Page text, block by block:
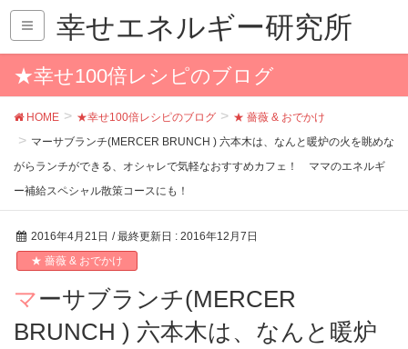
幸せエネルギー研究所
★幸せ100倍レシピのブログ
HOME ★幸せ100倍レシピのブログ
★ 薔薇 & おでかけ
マーサブランチ(MERCER BRUNCH ) 六本木は、なんと暖炉の火を眺めな
がらランチができる、オシャレで気軽なおすすめカフェ！ ママのエネルギ
ー補給スペシャル散策コースにも！
2016年4月21日 / 最終更新日 : 2016年12月7日
★ 薔薇 & おでかけ
マーサブランチ(MERCER
BRUNCH ) 六本木は、なんと暖炉